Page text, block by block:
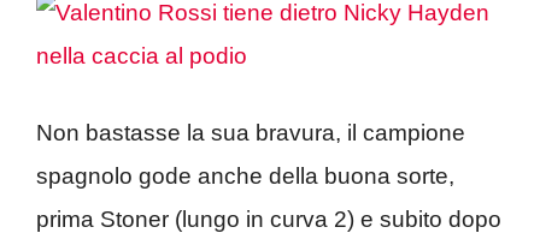
Non bastasse la sua bravura, il campione
spagnolo gode anche della buona sorte,
prima Stoner (lungo in curva 2) e subito dopo